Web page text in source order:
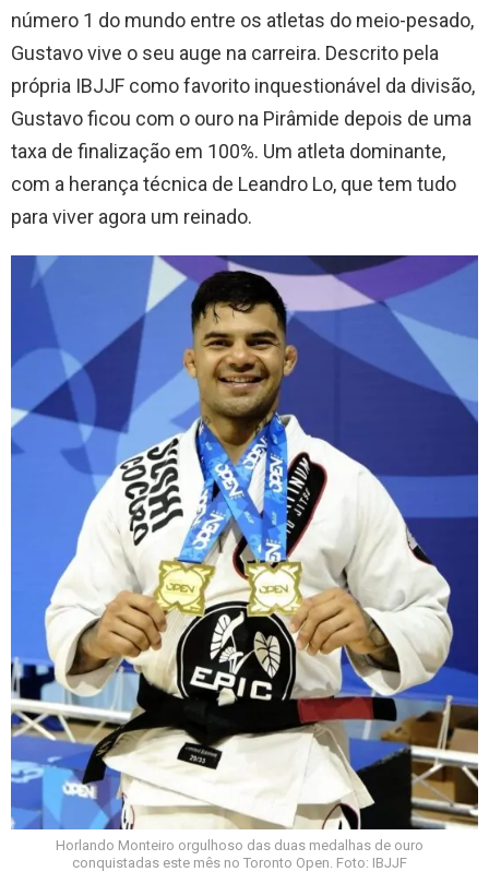
número 1 do mundo entre os atletas do meio-pesado,
Gustavo vive o seu auge na carreira. Descrito pela
própria IBJJF como favorito inquestionável da divisão,
Gustavo ficou com o ouro na Pirâmide depois de uma
taxa de finalização em 100%. Um atleta dominante,
com a herança técnica de Leandro Lo, que tem tudo
para viver agora um reinado.
Horlando Monteiro orgulhoso das duas medalhas de ouro
conquistadas este mês no Toronto Open. Foto: IBJJF